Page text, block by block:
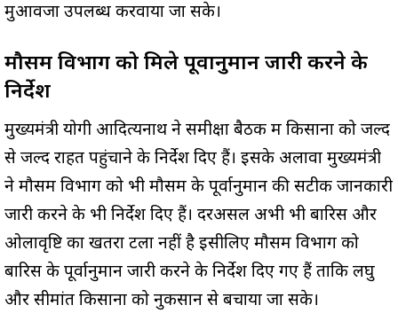
मुआवजा उपलब्ध करवाया जा सके।
मौसम विभाग को मिले पूर्वानुमान जारी करने के
निर्देश
मुख्यमंत्री योगी आदित्यनाथ ने समीक्षा बैठक में किसानों को जल्द
से जल्द राहत पहुंचाने के निर्देश दिए हैं। इसके अलावा मुख्यमंत्री
ने मौसम विभाग को भी मौसम के पूर्वानुमान की सटीक जानकारी
जारी करने के भी निर्देश दिए हैं। दरअसल अभी भी बारिस और
ओलावृष्टि का खतरा टला नहीं है इसीलिए मौसम विभाग को
बारिस के पूर्वानुमान जारी करने के निर्देश दिए गए हैं ताकि लघु
और सीमांत किसानों को नुकसान से बचाया जा सके।